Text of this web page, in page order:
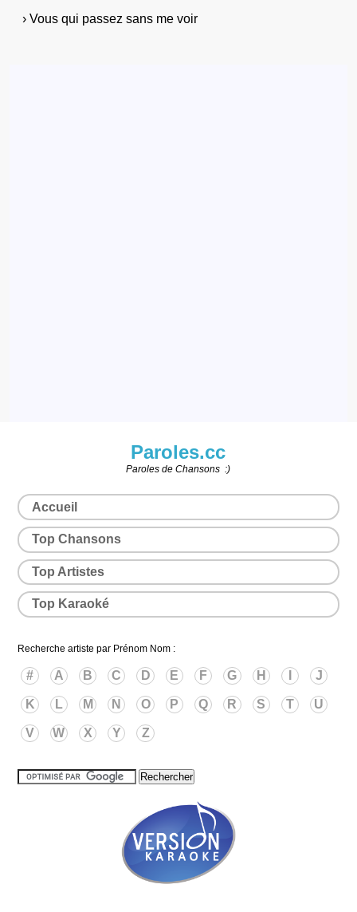
› Vous qui passez sans me voir
Paroles.cc
Paroles de Chansons :)
Accueil
Top Chansons
Top Artistes
Top Karaoké
Recherche artiste par Prénom Nom :
# A B C D E F G H J
K L M N O P Q R S T U
V W X Y Z